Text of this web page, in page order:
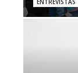
ENTREVISTAS